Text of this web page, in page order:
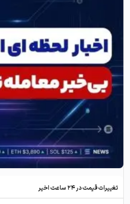
تغییرات قیمت در ۲۴ ساعت اخیر